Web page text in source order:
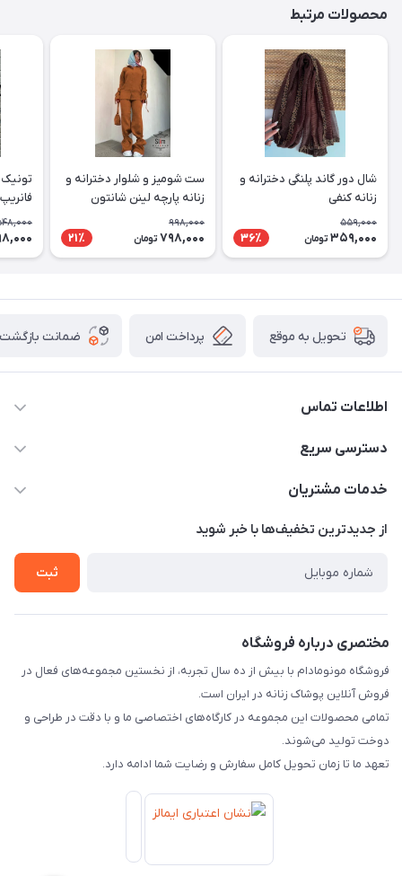
محصولات مرتبط
شال دور گاند پلنگی دخترانه و
زنانه کنفی
559,000
359,000 تومان 36٪
ست شومیز و شلوار دخترانه و
زنانه پارچه لینن شانتون
998,000
798,000 تومان 21٪
تونیک
تحویل به موقع پرداخت امن ضمانت بازگشت
اطلاعات تماس
09307677708
دسترسی سریع
حساب کاربری
درباره ما
خدمات مشتریان
قوانین و مقررات
از جدید‌ترین تخفیف‌ها با‌ خبر شوید
ثبت
مختصری درباره فروشگاه
فروشگاه مونومادام با بیش از ده سال تجربه، از نخستین مجموعه‌های فعال در
فروش آنلاین پوشاک زنانه در ایران است.
تمامی محصولات این مجموعه در کارگاه‌های اختصاصی ما و با دقت در طراحی و
دوخت تولید می‌شوند.
تعهد ما تا زمان تحویل کامل سفارش و رضایت شما ادامه دارد.